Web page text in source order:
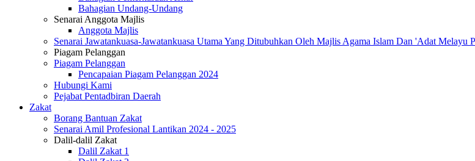
Bahagian Undang-Undang
Senarai Anggota Majlis
Anggota Majlis
Senarai Jawatankuasa-Jawatankuasa Utama Yang Ditubuhkan Oleh Majlis Agama Islam Dan 'Adat Melayu
Piagam Pelanggan
Piagam Pelanggan
Pencapaian Piagam Pelanggan 2024
Hubungi Kami
Pejabat Pentadbiran Daerah
Zakat
Borang Bantuan Zakat
Senarai Amil Profesional Lantikan 2024 - 2025
Dalil-dalil Zakat
Dalil Zakat 1